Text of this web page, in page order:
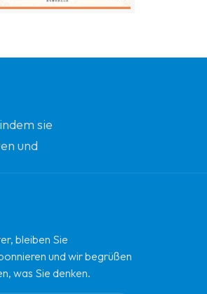
sie
und
bleiben Sie
und wir begrüßen
was Sie denken.